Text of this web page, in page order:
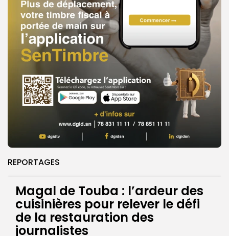
REPORTAGES
Magal de Touba : l’ardeur des
cuisinières pour relever le défi
de la restauration des
journalistes